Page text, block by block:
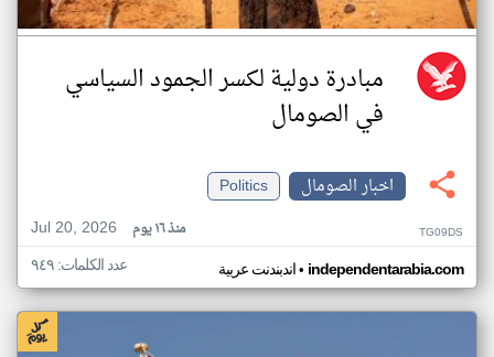
مبادرة دولية لكسر الجمود السياسي
في الصومال
اخبار الصومال
Politics
Jul 20, 2026
منذ ١٦ يوم TG09DS
اندبندنت عربية• independentarabia.com عدد الكلمات: ٩٤٩